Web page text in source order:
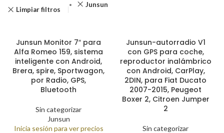
Limpiar filtros
Junsun
Junsun Monitor 7″ para
Alfa Romeo 159, sistema
inteligente con Android,
Brera, spire, Sportwagon,
por Radio, GPS,
Bluetooth
Sin categorizar
Junsun
Inicia sesión para ver precios
Junsun-autorradio V1
con GPS para coche,
reproductor inalámbrico
con Android, CarPlay,
2DIN, para Fiat Ducato
2007-2015, Peugeot
Boxer 2, Citroen Jumper
2
Sin categorizar